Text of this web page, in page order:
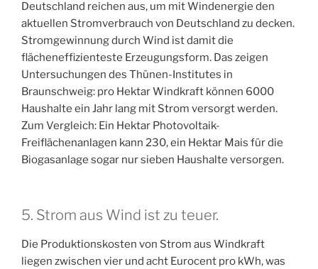
Deutschland reichen aus, um mit Windenergie den
aktuellen Stromverbrauch von Deutschland zu decken.
Stromgewinnung durch Wind ist damit die
flächeneffizienteste Erzeugungsform. Das zeigen
Untersuchungen des Thünen-Institutes in
Braunschweig: pro Hektar Windkraft können 6000
Haushalte ein Jahr lang mit Strom versorgt werden.
Zum Vergleich: Ein Hektar Photovoltaik-
Freiflächenanlagen kann 230, ein Hektar Mais für die
Biogasanlage sogar nur sieben Haushalte versorgen.
5. Strom aus Wind ist zu teuer.
Die Produktionskosten von Strom aus Windkraft
liegen zwischen vier und acht Eurocent pro kWh, was